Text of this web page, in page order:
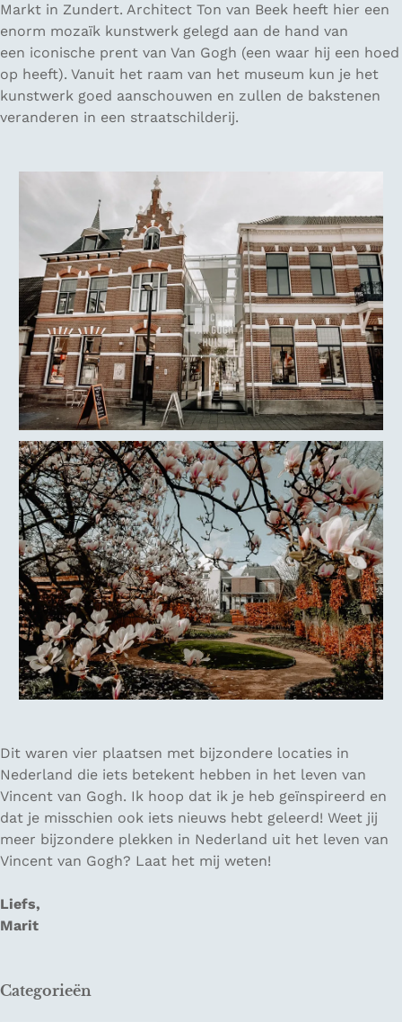
Markt in Zundert. Architect Ton van Beek heeft hier een
enorm mozaïk kunstwerk gelegd aan de hand van
een iconische prent van Van Gogh (een waar hij een hoed
op heeft). Vanuit het raam van het museum kun je het
kunstwerk goed aanschouwen en zullen de bakstenen
veranderen in een straatschilderij.
Dit waren vier plaatsen met bijzondere locaties in
Nederland die iets betekent hebben in het leven van
Vincent van Gogh. Ik hoop dat ik je heb geïnspireerd en
dat je misschien ook iets nieuws hebt geleerd! Weet jij
meer bijzondere plekken in Nederland uit het leven van
Vincent van Gogh? Laat het mij weten!
Liefs,
Marit
Categorieën